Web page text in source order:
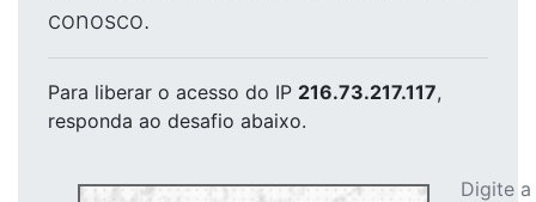
conosco.
Para liberar o acesso do IP 216.73.217.117,
responda ao desafio abaixo.
Digite